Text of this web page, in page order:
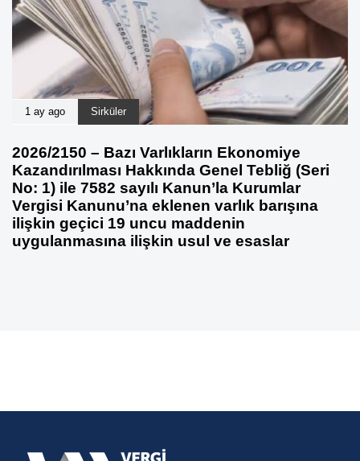
1 ay ago Sirküler
2026/2150 – Bazı Varlıkların Ekonomiye
Kazandırılması Hakkında Genel Tebliğ (Seri
No: 1) ile 7582 sayılı Kanun’la Kurumlar
Vergisi Kanunu’na eklenen varlık barışına
ilişkin geçici 19 uncu maddenin
uygulanmasına ilişkin usul ve esaslar